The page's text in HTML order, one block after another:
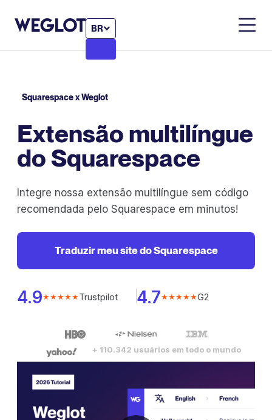
BR
Squarespace x Weglot
Extensão multilíngue
do Squarespace
Integre nossa extensão multilíngue sem código
recomendada pelo Squarespace em minutos!
Traduzir meu site do Squarespace
4.9★★★★★Trustpilot 4.7★★★★★G2
+ 110.342 usuários em todo o mundo